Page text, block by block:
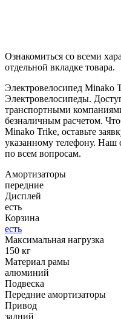
Ознакомиться со всеми
отдельной вкладке товара.
Электровелосипед Minako
Электровелосипеды.
транспортными
безналичным расчетом.
Minako Trike, оставьте
указанному телефону. Наш
по всем вопросам.
Амортизаторы
передние
Дисплей
есть
Корзина
есть
Максимальная нагрузка
150 кг
Материал рамы
алюминий
Подвеска
Передние амортизаторы
Привод
задний